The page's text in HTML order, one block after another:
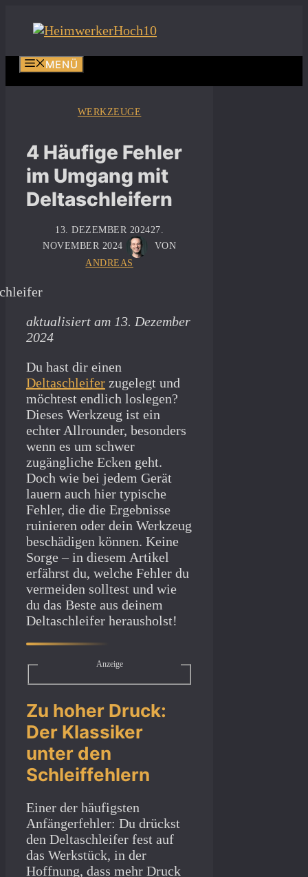
Inhalt
MENÜ
WERKZEUGE
4 Häufige Fehler
im Umgang mit
Deltaschleifern
13. DEZEMBER 202427.
NOVEMBER 2024
VON
ANDREAS
aktualisiert am 13. Dezember
2024
Du hast dir einen
Deltaschleifer zugelegt und
möchtest endlich loslegen?
Dieses Werkzeug ist ein
echter Allrounder, besonders
wenn es um schwer
zugängliche Ecken geht.
Doch wie bei jedem Gerät
lauern auch hier typische
Fehler, die die Ergebnisse
ruinieren oder dein Werkzeug
beschädigen können. Keine
Sorge – in diesem Artikel
erfährst du, welche Fehler du
vermeiden solltest und wie
du das Beste aus deinem
Deltaschleifer herausholst!
Anzeige
Zu hoher Druck:
Der Klassiker
unter den
Schleiffehlern
Einer der häufigsten
Anfängerfehler: Du drückst
den Deltaschleifer fest auf
das Werkstück, in der
Hoffnung, dass mehr Druck